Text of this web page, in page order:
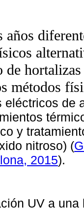
de
métodos
eléctricos de
y
nitroso) (
2015).
UV a una